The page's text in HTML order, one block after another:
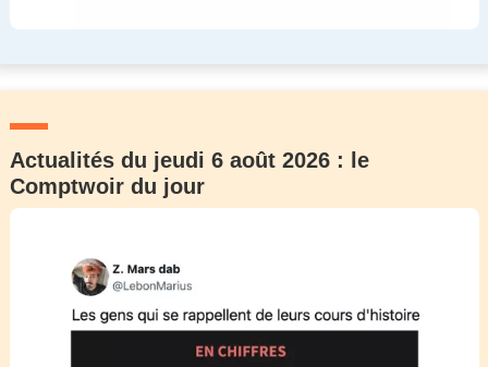
Actualités du jeudi 6 août 2026 : le
Comptwoir du jour